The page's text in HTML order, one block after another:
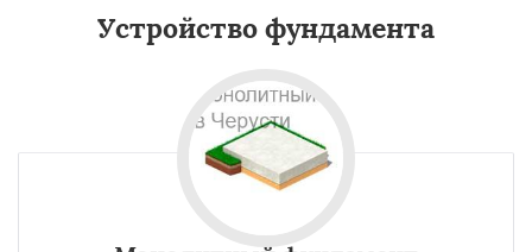
Устройство фундамента